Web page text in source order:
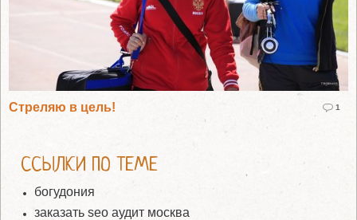
Стреляю в цель! 1
ССЫЛКИ ПО ТЕМЕ
богудония
заказать seo аудит москва